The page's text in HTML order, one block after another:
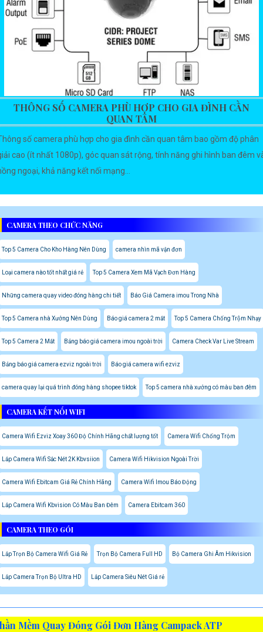
THÔNG SỐ CAMERA PHÙ HỢP CHO GIA ĐÌNH CẦN
QUAN TÂM
số camera phù hợp cho gia đình cần quan tâm bao gồm độ phân
cao (ít nhất 1080p), góc quan sát rộng, tính năng ghi hình ban đêm
ngoại, khả năng kết nối mạng...
CAMERA THEO CHỨC NĂNG
Top 5 Camera Cho Kho Hàng Nên Dùng camera nhìn mã vận đơn
Loại camera nào tốt nhất giá rẻ Top 5 Camera Xem Mã Vạch Đơn Hàng
Những camera quay video đóng hàng chi tiết Báo Giá Camera imou Trong Nhà
Top 5 Camera nhà Xưởng Nên Dùng Báo giá camera 2 mắt Top 5 Camera Chống Trộm Nhạy
Top 5 Camera 2 Mắt Bảng báo giá camera imou ngoài trời Camera Check Var Live Stream
Bảng báo giá camera ezviz ngoài trời Báo giá camera wifi ezviz
camera quay lại quá trình đóng hàng shopee tiktok Top 5 camera nhà xưởng có màu ban đêm
CAMERA KẾT NỐI WIFI
Camera Wifi Ezviz Xoay 360 Độ Chính Hãng chất lượng tốt Camera Wifi Chống Trộm
Lắp Camera Wifi Sắc Nét 2K Kbvsiion Camera Wifi Hikvision Ngoài Trời
Camera Wifi Ebitcam Giá Rẻ Chính Hãng Camera Wifi Imou Báo Động
Lắp Camera Wifi Kbvision Có Màu Ban Đêm Camera Ebitcam 360
CAMERA THEO GÓI
Lắp Trọn Bộ Camera Wifi Giá Rẻ Trọn Bộ Camera Full HD Bộ Camera Ghi Âm Hikvision
Lắp Camera Trọn Bộ Ultra HD Lắp Camera Siêu Nét Giá rẻ
Mềm Quay Đóng Gói Đơn Hàng Campack ATP